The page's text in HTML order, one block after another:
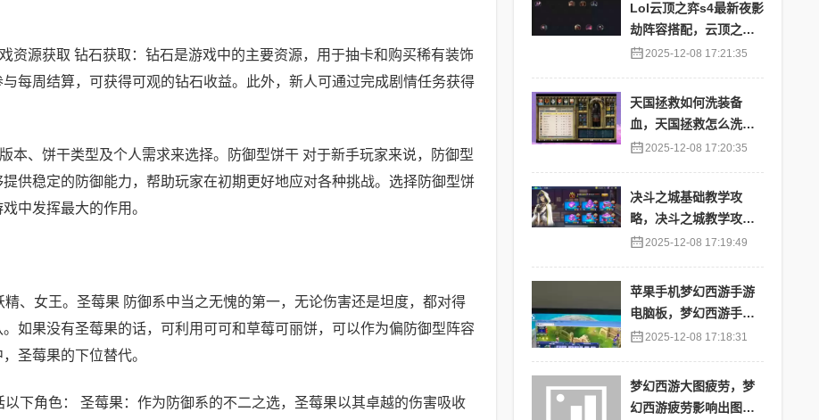
资源获取 钻石获取：钻石是游戏中的主要资源，用于抽卡和购买稀有装饰
每周结算，可获得可观的钻石收益。此外，新人可通过完成剧情任务获得
本、饼干类型及个人需求来选择。防御型饼干 对于新手玩家来说，防御型
供稳定的防御能力，帮助玩家在初期更好地应对各种挑战。选择防御型饼
中发挥最大的作用。
、女王。圣莓果 防御系中当之无愧的第一，无论伤害还是坦度，都对得
如果没有圣莓果的话，可利用可可和草莓可丽饼，可以作为偏防御型阵容
圣莓果的下位替代。
下角色： 圣莓果：作为防御系的不二之选，圣莓果以其卓越的伤害吸收
Lol云顶之弈s4最新夜影
劫阵容搭配，云顶之奕
夜影劫阵容
2025-12-08 17:21:35
天国拯救如何洗装备
血，天国拯救怎么洗衣
服 2025-12-08 17:20:35
决斗之城基础教学攻
略，决斗之城教学攻略2
1112025-12-08 17:19:49
苹果手机梦幻西游手游
电脑板，梦幻西游手游
苹果端怎么在电脑上登
2025-12-08 17:18:31
梦幻西游大图疲劳，梦
幻西游疲劳影响出图率